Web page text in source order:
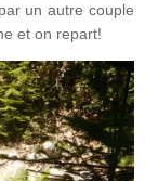
un autre couple
et on repart!